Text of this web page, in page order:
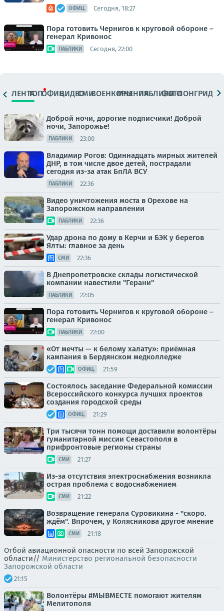
ОФИЦ. Сегодня, 18:27
Пора готовить Чернигов к круговой обороне –
генерал Кривонос
ПАБЛИКИ Сегодня, 22:00
ЛЕНТАТОПОФИЦ.ВИДЕОСМИВОЕНКОРЫМНЕНИЯПАБЛИКИ
ФОТОЛОНГРИДЫ
Доброй ночи, дорогие подписчики! Доброй
ночи, Запорожье!
ПАБЛИКИ 23:00
Владимир Рогов: Одиннадцать мирных жителей
ДНР, в том числе двое детей, пострадали
сегодня из-за атак БпЛА ВСУ
ПАБЛИКИ 22:36
Видео уничтожения моста в Орехове на
Запорожском направлении
ПАБЛИКИ 22:36
Удар дрона по дому в Керчи и БЭК у берегов
Ялты: главное за день
СМИ 22:36
В Днепропетровске склады логистической
компании навестили "Герани"
ПАБЛИКИ 22:05
Пора готовить Чернигов к круговой обороне –
генерал Кривонос
ПАБЛИКИ 22:00
«От мечты — к белому халату»: приёмная
кампания в Бердянском медколледже
ОФИЦ. 21:59
Состоялось заседание Федеральной комиссии
Всероссийского конкурса лучших проектов
создания городской среды
ОФИЦ. 21:29
Три тысячи тонн помощи доставили волонтёры
гуманитарной миссии Севастополя в
прифронтовые регионы страны
СМИ 21:27
Из-за отсутствия электроснабжения возникла
острая проблема с водоснабжением
СМИ 21:22
Возвращение генерала Суровикина - "скоро.
ждём". Впрочем, у Колясникова другое мнение
СМИ 21:18
Отбой авиационной опасности по всей Запорожской
области// Министерство региональной безопасности
Запорожской области
21:15
Волонтёры #МЫВМЕСТЕ помогают жителям
Мелитополя